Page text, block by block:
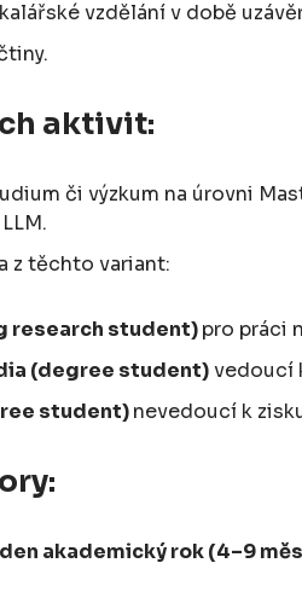
vzdělání v době
aktivit:
či výzkum na úrovni
z těchto variant:
research student)pro práci
(degree student)vedoucí
student)nevedoucí k
akademický rok (4–9